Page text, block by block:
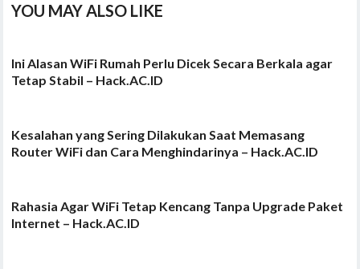
YOU MAY ALSO LIKE
Ini Alasan WiFi Rumah Perlu Dicek Secara Berkala agar
Tetap Stabil – Hack.AC.ID
Kesalahan yang Sering Dilakukan Saat Memasang
Router WiFi dan Cara Menghindarinya – Hack.AC.ID
Rahasia Agar WiFi Tetap Kencang Tanpa Upgrade Paket
Internet – Hack.AC.ID